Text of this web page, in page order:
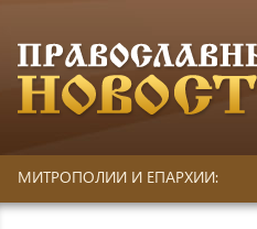
МИТРОПОЛИИ И ЕПАРХИИ: